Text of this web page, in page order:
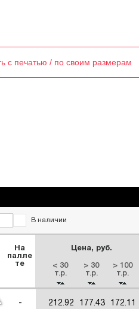
с печатью / по своим размерам
В наличии
На
палле
те
Цена, руб.
< 30
т.р.
> 30
т.р.
> 100
т.р.
- 212.92 177.43 172.11